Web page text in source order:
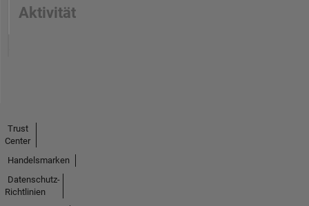
Aktivität
Trust
Center
Handelsmarken
Datenschutz-
Richtlinien